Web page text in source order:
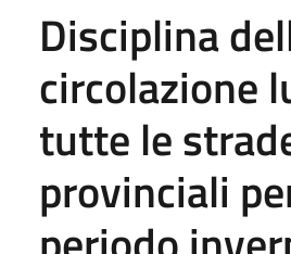
Disciplina
circolazione
tutte le
provinciali